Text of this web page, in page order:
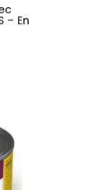
– En